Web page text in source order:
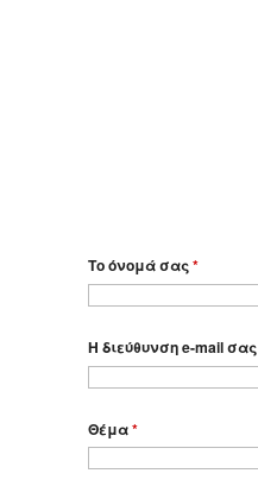
Το όνομά σας*
Η διεύθυνση e-mail σας
Θέμα*